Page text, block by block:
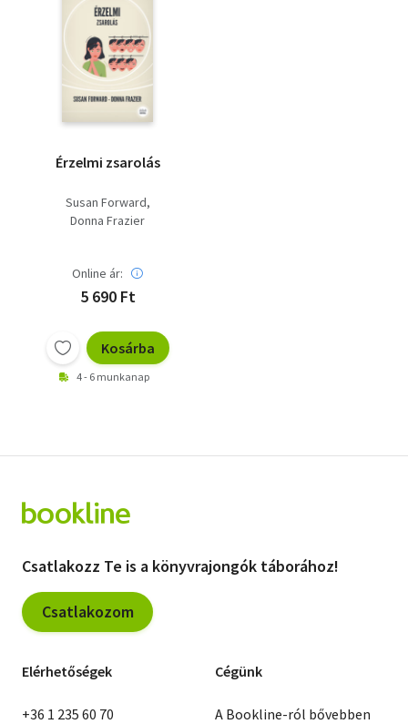
Érzelmi zsarolás
Susan Forward
Donna Frazier
Online ár:
5 690 Ft
Kosárba
4 - 6 munkanap
Csatlakozz Te is a könyvrajongók táborához!
Csatlakozom
Elérhetőségek
+36 1 235 60 70
Cégünk
A Bookline-ról bővebben